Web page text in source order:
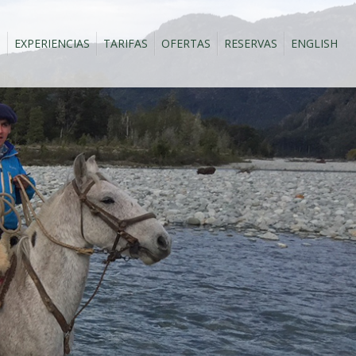
EXPERIENCIAS TARIFAS OFERTAS RESERVAS ENGLISH